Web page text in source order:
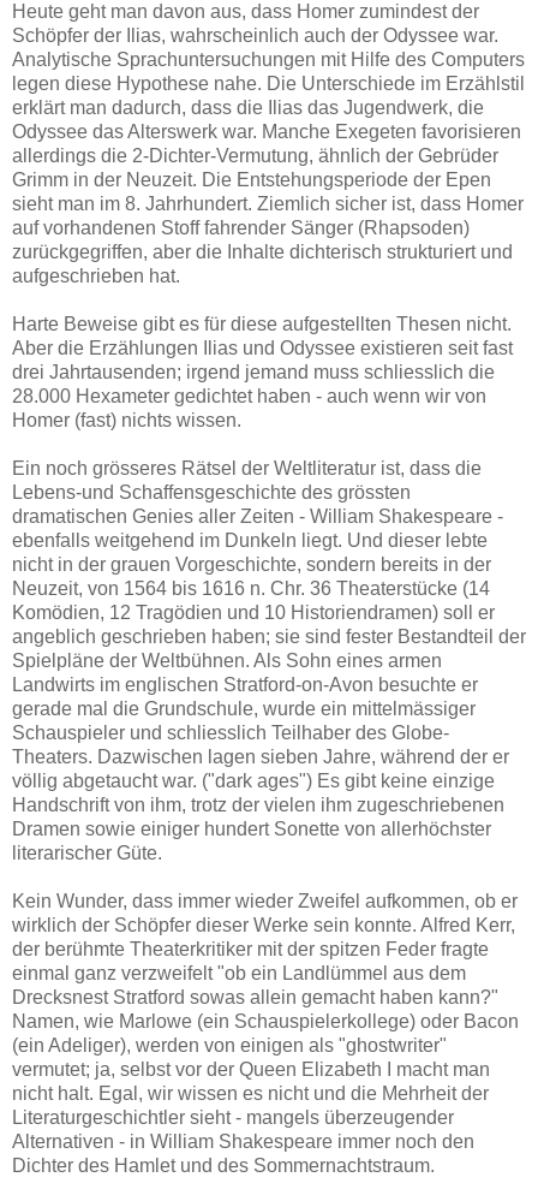
Heute geht man davon aus, dass Homer zumindest der
Schöpfer der Ilias, wahrscheinlich auch der Odyssee war.
Analytische Sprachuntersuchungen mit Hilfe des Computers
legen diese Hypothese nahe. Die Unterschiede im Erzählstil
erklärt man dadurch, dass die Ilias das Jugendwerk, die
Odyssee das Alterswerk war. Manche Exegeten favorisieren
allerdings die 2-Dichter-Vermutung, ähnlich der Gebrüder
Grimm in der Neuzeit. Die Entstehungsperiode der Epen
sieht man im 8. Jahrhundert. Ziemlich sicher ist, dass Homer
auf vorhandenen Stoff fahrender Sänger (Rhapsoden)
zurückgegriffen, aber die Inhalte dichterisch strukturiert und
aufgeschrieben hat.
Harte Beweise gibt es für diese aufgestellten Thesen nicht.
Aber die Erzählungen Ilias und Odyssee existieren seit fast
drei Jahrtausenden; irgend jemand muss schliesslich die
28.000 Hexameter gedichtet haben - auch wenn wir von
Homer (fast) nichts wissen.
Ein noch grösseres Rätsel der Weltliteratur ist, dass die
Lebens-und Schaffensgeschichte des grössten
dramatischen Genies aller Zeiten - William Shakespeare -
ebenfalls weitgehend im Dunkeln liegt. Und dieser lebte
nicht in der grauen Vorgeschichte, sondern bereits in der
Neuzeit, von 1564 bis 1616 n. Chr. 36 Theaterstücke (14
Komödien, 12 Tragödien und 10 Historiendramen) soll er
angeblich geschrieben haben; sie sind fester Bestandteil der
Spielpläne der Weltbühnen. Als Sohn eines armen
Landwirts im englischen Stratford-on-Avon besuchte er
gerade mal die Grundschule, wurde ein mittelmässiger
Schauspieler und schliesslich Teilhaber des Globe-
Theaters. Dazwischen lagen sieben Jahre, während der er
völlig abgetaucht war. ("dark ages") Es gibt keine einzige
Handschrift von ihm, trotz der vielen ihm zugeschriebenen
Dramen sowie einiger hundert Sonette von allerhöchster
literarischer Güte.
Kein Wunder, dass immer wieder Zweifel aufkommen, ob er
wirklich der Schöpfer dieser Werke sein konnte. Alfred Kerr,
der berühmte Theaterkritiker mit der spitzen Feder fragte
einmal ganz verzweifelt "ob ein Landlümmel aus dem
Drecksnest Stratford sowas allein gemacht haben kann?"
Namen, wie Marlowe (ein Schauspielerkollege) oder Bacon
(ein Adeliger), werden von einigen als "ghostwriter"
vermutet; ja, selbst vor der Queen Elizabeth I macht man
nicht halt. Egal, wir wissen es nicht und die Mehrheit der
Literaturgeschichtler sieht - mangels überzeugender
Alternativen - in William Shakespeare immer noch den
Dichter des Hamlet und des Sommernachtstraum.